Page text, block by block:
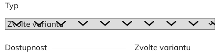
Typ
Dostupnost
Zvolte variantu